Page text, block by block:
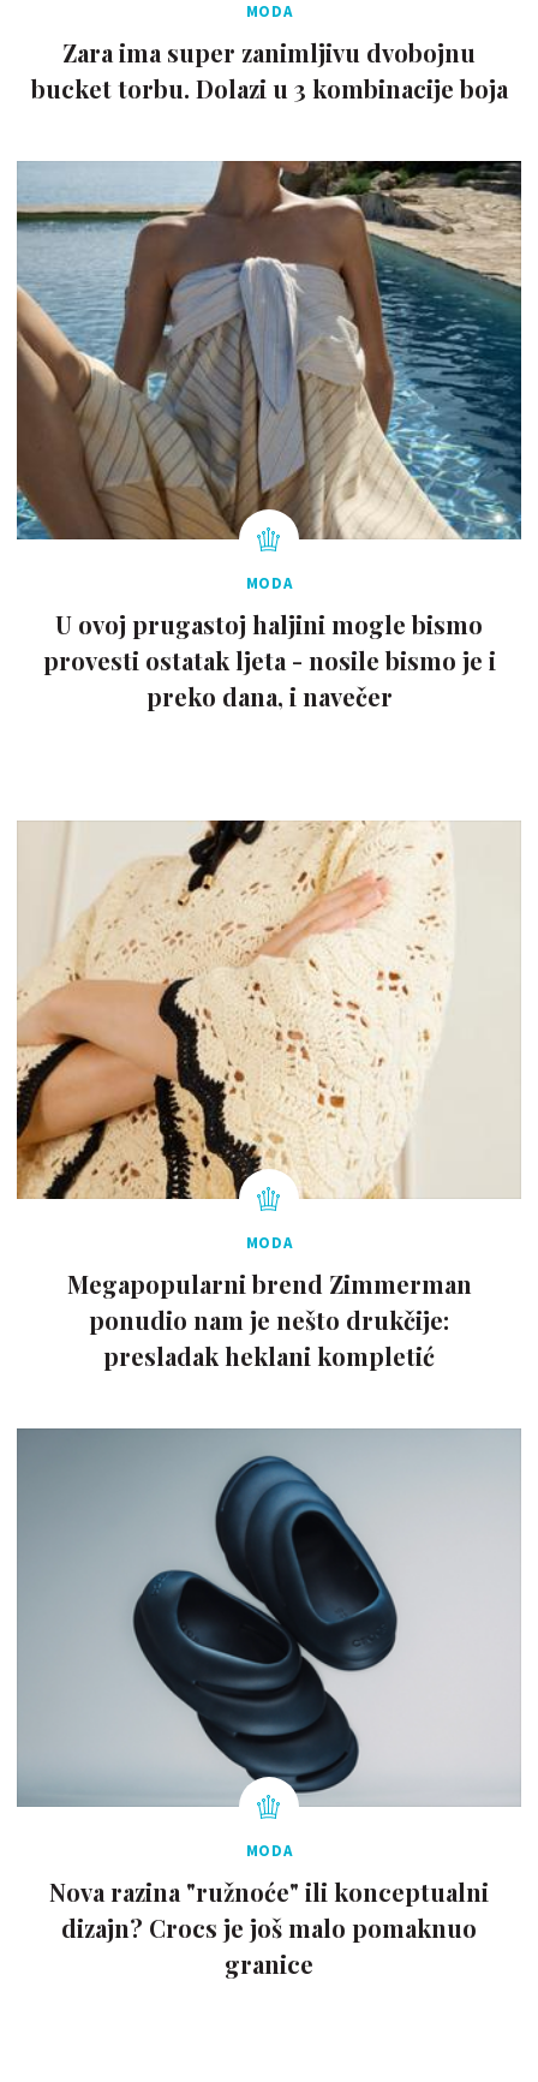
MODA
Zara ima super zanimljivu dvobojnu
bucket torbu. Dolazi u 3 kombinacije boja
MODA
U ovoj prugastoj haljini mogle bismo
provesti ostatak ljeta - nosile bismo je i
preko dana, i navečer
MODA
Megapopularni brend Zimmerman
ponudio nam je nešto drukčije:
presladak heklani kompletić
MODA
Nova razina "ružnoće" ili konceptualni
dizajn? Crocs je još malo pomaknuo
granice